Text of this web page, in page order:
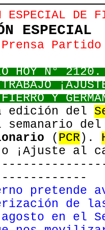
ESPECIAL DE
ESPECIAL
HOY N°
Y
edición del
semanario
( PCR).
¡Ajuste al
pretende
de
en el